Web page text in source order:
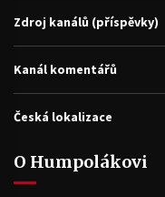
Zdroj kanálů (příspěvky)
Kanál komentářů
Česká lokalizace
O Humpolákovi